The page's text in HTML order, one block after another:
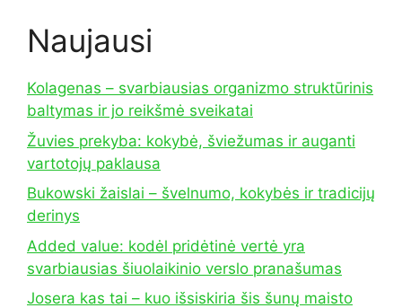
Naujausi
Kolagenas – svarbiausias organizmo struktūrinis
baltymas ir jo reikšmė sveikatai
Žuvies prekyba: kokybė, šviežumas ir auganti
vartotojų paklausa
Bukowski žaislai – švelnumo, kokybės ir tradicijų
derinys
Added value: kodėl pridėtinė vertė yra
svarbiausias šiuolaikinio verslo pranašumas
Josera kas tai – kuo išsiskiria šis šunų maisto